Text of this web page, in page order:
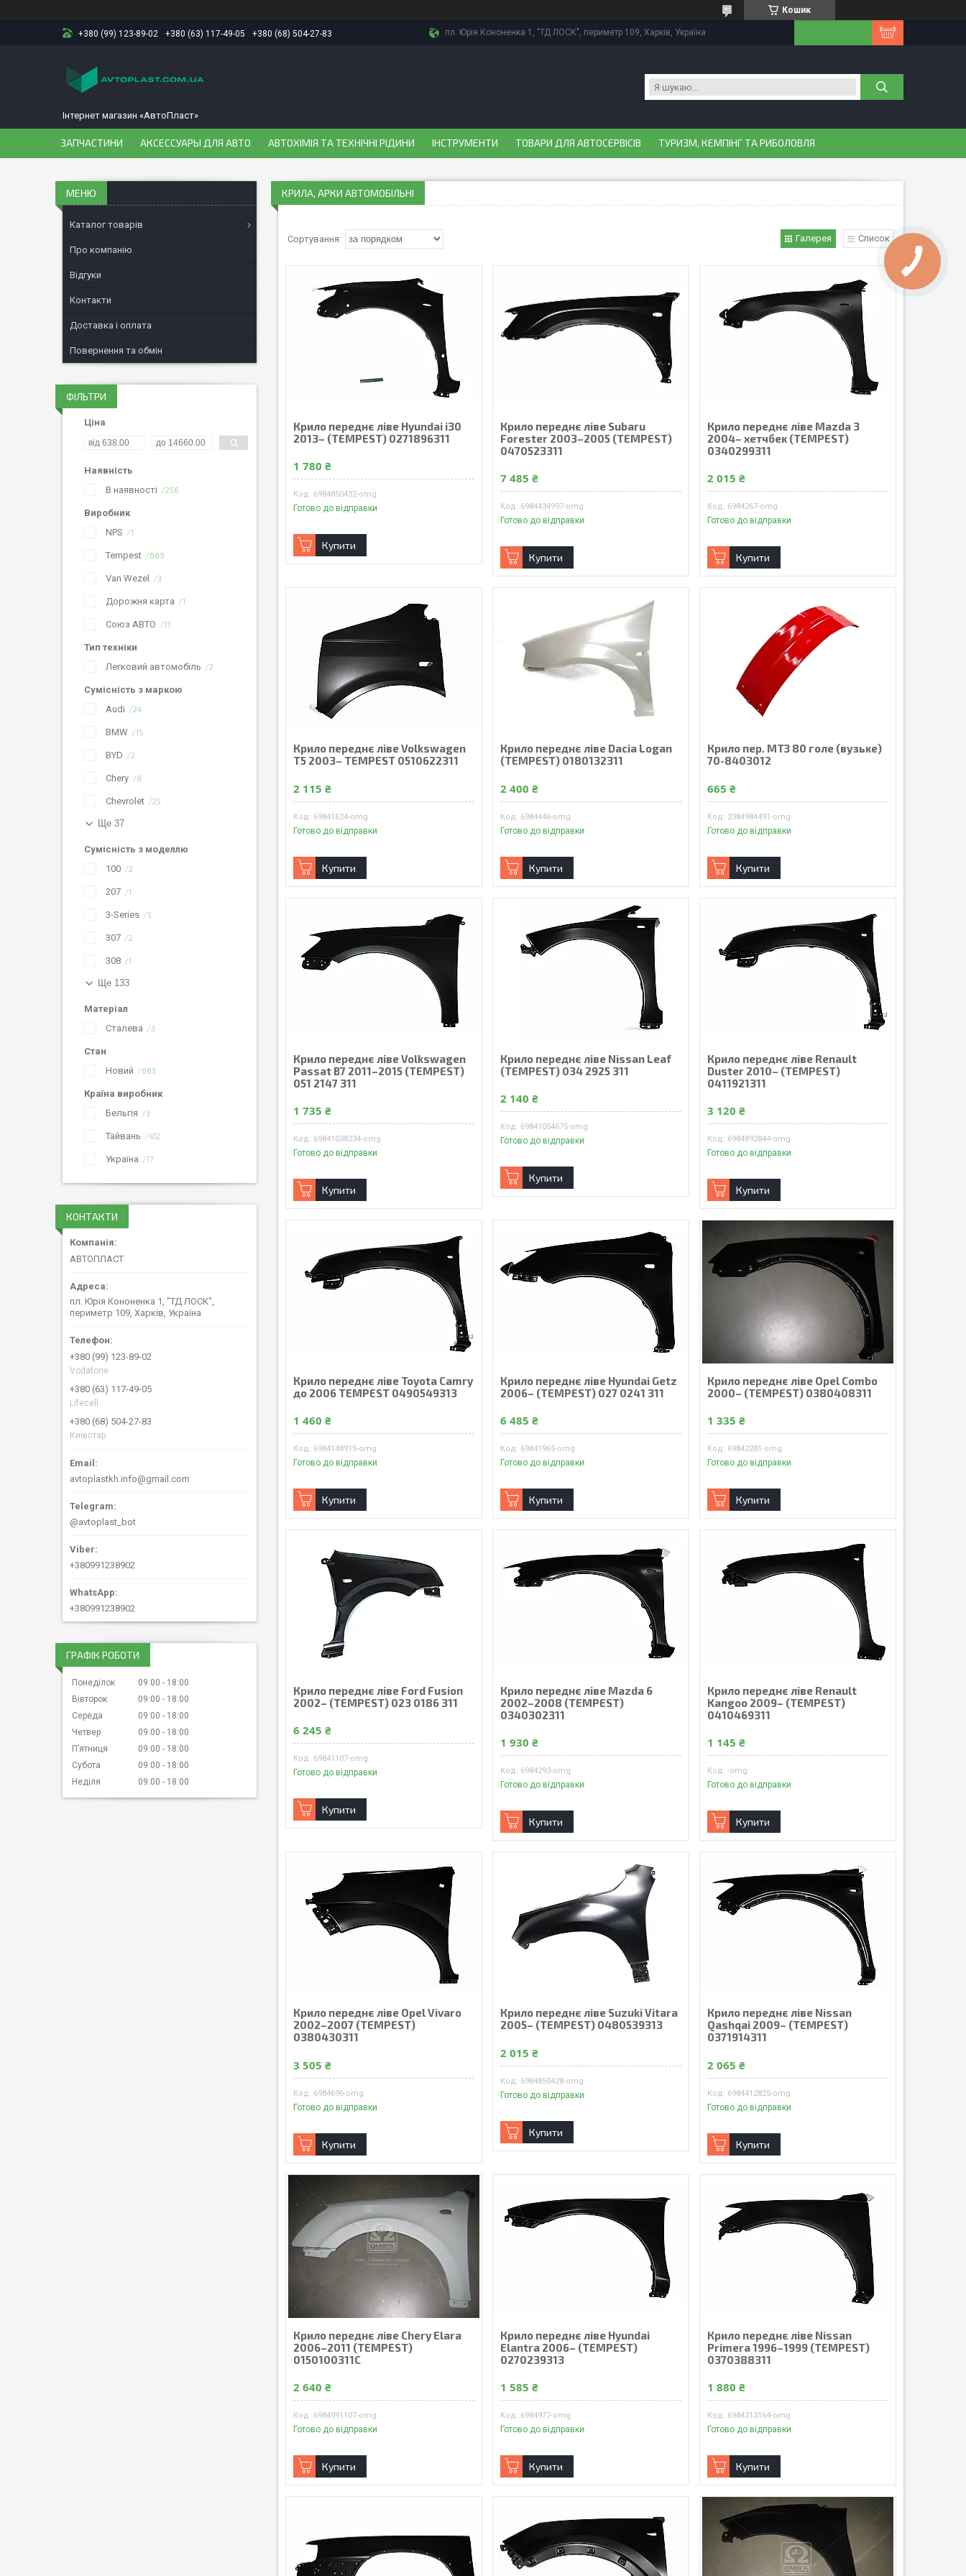
Кошик
+380 (99) 123-89-02 +380 (63) 117-49-05 +380 (68) 504-27-83 пл. Юрія Кононенка 1, "ТД ЛОСК", периметр 109, Харків, Україна
Інтернет магазин «АвтоПласт»
ЗАПЧАСТИНИ АКСЕССУАРЫ ДЛЯ АВТО АВТОХІМІЯ ТА ТЕХНІЧНІ РІДИНИ ІНСТРУМЕНТИ ТОВАРИ ДЛЯ АВТОСЕРВІСІВ ТУРИЗМ, КЕМПІНГ ТА РИБОЛОВЛЯ
КРИЛА, АРКИ АВТОМОБІЛЬНІ
Галерея Список
Крило переднє ліве Hyundai i30
2013– (TEMPEST) 0271896311
1 780 ₴
6984850432-omg
Готово до відправки
Купити
Крило переднє ліве Subaru
Forester 2003–2005 (TEMPEST)
0470523311
7 485 ₴
6984434997-omg
Готово до відправки
Купити
Крило переднє ліве Mazda 3
2004– хетчбек (TEMPEST)
0340299311
2 015 ₴
6984267-omg
Готово до відправки
Купити
Крило переднє ліве Volkswagen
T5 2003– TEMPEST 0510622311
2 115 ₴
69841624-omg
Готово до відправки
Купити
Крило переднє ліве Dacia Logan
(TEMPEST) 0180132311
2 400 ₴
6984446-omg
Готово до відправки
Купити
Крило пер. МТЗ 80 голе (вузьке)
70-8403012
665 ₴
2384984491-omg
Готово до відправки
Купити
Крило переднє ліве Volkswagen
Passat B7 2011–2015 (TEMPEST)
051 2147 311
1 735 ₴
69841038234-omg
Готово до відправки
Купити
Крило переднє ліве Nissan Leaf
(TEMPEST) 034 2925 311
2 140 ₴
69841054675-omg
Готово до відправки
Купити
Крило переднє ліве Renault
Duster 2010– (TEMPEST)
0411921311
3 120 ₴
6984892844-omg
Готово до відправки
Купити
Крило переднє ліве Toyota Camry
до 2006 TEMPEST 0490549313
1 460 ₴
6984148915-omg
Готово до відправки
Купити
Крило переднє ліве Hyundai Getz
2006– (TEMPEST) 027 0241 311
6 485 ₴
69841965-omg
Готово до відправки
Купити
Крило переднє ліве Opel Combo
2000– (TEMPEST) 0380408311
1 335 ₴
69842281-omg
Готово до відправки
Купити
Крило переднє ліве Ford Fusion
2002– (TEMPEST) 023 0186 311
6 245 ₴
69841107-omg
Готово до відправки
Купити
Крило переднє ліве Mazda 6
2002–2008 (TEMPEST)
0340302311
1 930 ₴
6984293-omg
Готово до відправки
Купити
Крило переднє ліве Renault
Kangoo 2009– (TEMPEST)
0410469311
1 145 ₴
-omg
Готово до відправки
Купити
Крило переднє ліве Opel Vivaro
2002–2007 (TEMPEST)
0380430311
3 505 ₴
6984696-omg
Готово до відправки
Купити
Крило переднє ліве Suzuki Vitara
2005– (TEMPEST) 0480539313
2 015 ₴
6984850428-omg
Готово до відправки
Купити
Крило переднє ліве Nissan
Qashqai 2009– (TEMPEST)
0371914311
2 065 ₴
6984412825-omg
Готово до відправки
Купити
Крило переднє ліве Chery Elara
2006–2011 (TEMPEST)
0150100311C
2 640 ₴
6984991107-omg
Готово до відправки
Купити
Крило переднє ліве Hyundai
Elantra 2006– (TEMPEST)
0270239313
1 585 ₴
6984977-omg
Готово до відправки
Купити
Крило переднє ліве Nissan
Primera 1996–1999 (TEMPEST)
0370388311
1 880 ₴
6984313164-omg
Готово до відправки
Купити
Каталог товарів
Про компанію
Відгуки
Контакти
Доставка і оплата
Повернення та обмін
ФІЛЬТРИ
Ціна
Наявність
В наявності
256
Виробник
NPS
1
Tempest 669
Van Wezel 3
Дорожня карта 1
Союз АВТО 17
Тип техніки
Легковий автомобіль
2
Сумісність з маркою
Audi
24
BMW 15
BYD 2
Chery 8
Chevrolet 25
Ще 37
Сумісність з моделлю
100
2
207 1
3-Series 5
307 2
308 1
Ще 133
Матеріал
Сталева
3
Стан
Новий
683
Країна виробник
Бельгія
3
Тайвань 412
Україна 17
КОНТАКТИ
АВТОПЛАСТ
пл. Юрія Кононенка 1, "ТД ЛОСК",
периметр 109, Харків, Україна
+380 (99) 123-89-02
Vodafone
+380 (63) 117-49-05
Lifecell
+380 (68) 504-27-83
Київстар
avtoplastkh.info@gmail.com
@avtoplast_bot
+380991238902
+380991238902
ГРАФІК РОБОТИ
Понеділок 09:00
18:00
Вівторок
09:00
18:00
Середа
09:00
18:00
Четвер
09:00
18:00
Пʼятниця
09:00
18:00
Субота
09:00
18:00
Неділя
09:00 18:00